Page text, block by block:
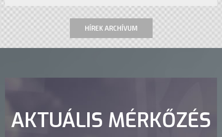
HÍREK ARCHÍVUM
AKTUÁLIS MÉRKŐZÉS